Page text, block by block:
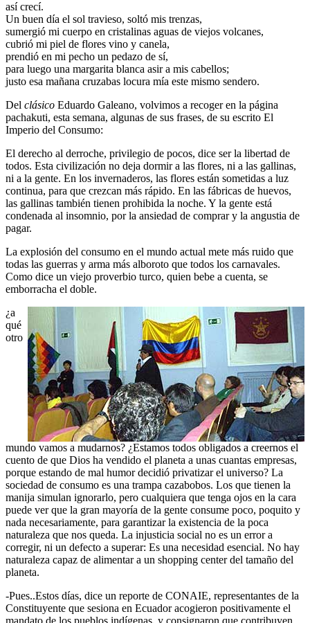
así crecí.
Un buen día el sol travieso, soltó mis trenzas,
sumergió mi cuerpo en cristalinas aguas de viejos volcanes,
cubrió mi piel de flores vino y canela,
prendió en mi pecho un pedazo de sí,
para luego una margarita blanca asir a mis cabellos;
justo esa mañana cruzabas locura mía este mismo sendero.
Del clásico Eduardo Galeano, volvimos a recoger en la página
pachakuti, esta semana, algunas de sus frases, de su escrito El
Imperio del Consumo:
El derecho al derroche, privilegio de pocos, dice ser la libertad de
todos. Esta civilización no deja dormir a las flores, ni a las gallinas,
ni a la gente. En los invernaderos, las flores están sometidas a luz
continua, para que crezcan más rápido. En las fábricas de huevos,
las gallinas también tienen prohibida la noche. Y la gente está
condenada al insomnio, por la ansiedad de comprar y la angustia de
pagar.
La explosión del consumo en el mundo actual mete más ruido que
todas las guerras y arma más alboroto que todos los carnavales.
Como dice un viejo proverbio turco, quien bebe a cuenta, se
emborracha el doble.
¿a
qué
otro
mundo vamos a mudarnos? ¿Estamos todos obligados a creernos el
cuento de que Dios ha vendido el planeta a unas cuantas empresas,
porque estando de mal humor decidió privatizar el universo? La
sociedad de consumo es una trampa cazabobos. Los que tienen la
manija simulan ignorarlo, pero cualquiera que tenga ojos en la cara
puede ver que la gran mayoría de la gente consume poco, poquito y
nada necesariamente, para garantizar la existencia de la poca
naturaleza que nos queda. La injusticia social no es un error a
corregir, ni un defecto a superar: Es una necesidad esencial. No hay
naturaleza capaz de alimentar a un shopping center del tamaño del
planeta.
-Pues..Estos días, dice un reporte de CONAIE, representantes de la
Constituyente que sesiona en Ecuador acogieron positivamente el
mandato de los pueblos indígenas, y consignaron que contribuyen